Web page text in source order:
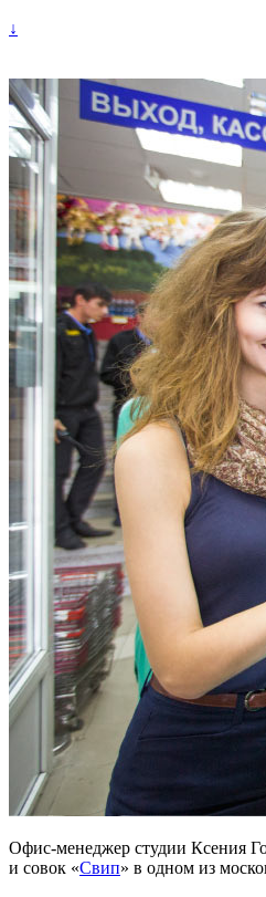
↓
Офис-менеджер студии Ксения
и совок «Свип» в одном из